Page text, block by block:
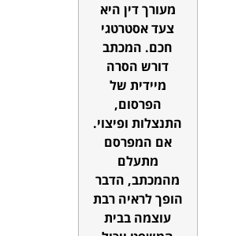
מעורך דין היא
צעד אסטרטגי
חכם. המכתב
דורש הסרה
מיידית של
הפרסום,
התנצלות ופיצוי.
אם המפרסם
מתעלם
מהמכתב, הדבר
הופך לראיה רבת
עוצמה בבית